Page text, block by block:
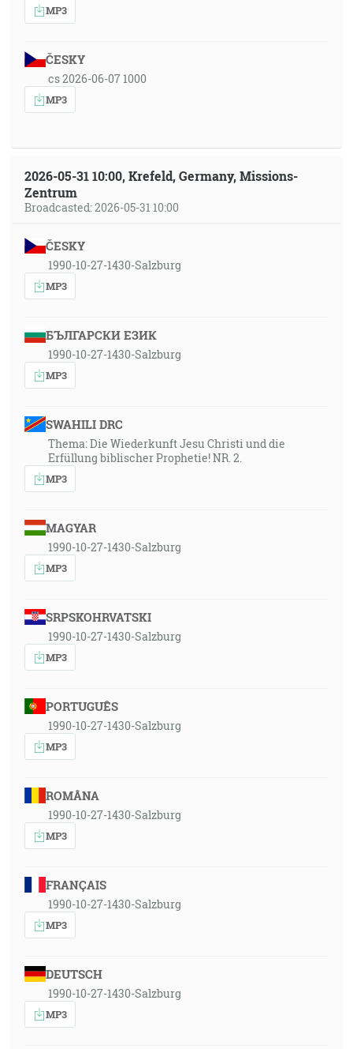
MP3
ČESKY
cs 2026-06-07 1000
MP3
2026-05-31 10:00, Krefeld, Germany, Missions-
Zentrum
Broadcasted: 2026-05-31 10:00
ČESKY
1990-10-27-1430-Salzburg
MP3
БЪЛГАРСКИ ЕЗИК
1990-10-27-1430-Salzburg
MP3
SWAHILI DRC
Thema: Die Wiederkunft Jesu Christi und die
Erfüllung biblischer Prophetie! NR. 2.
MP3
MAGYAR
1990-10-27-1430-Salzburg
MP3
SRPSKOHRVATSKI
1990-10-27-1430-Salzburg
MP3
PORTUGUÊS
1990-10-27-1430-Salzburg
MP3
ROMÂNA
1990-10-27-1430-Salzburg
MP3
FRANÇAIS
1990-10-27-1430-Salzburg
MP3
DEUTSCH
1990-10-27-1430-Salzburg
MP3